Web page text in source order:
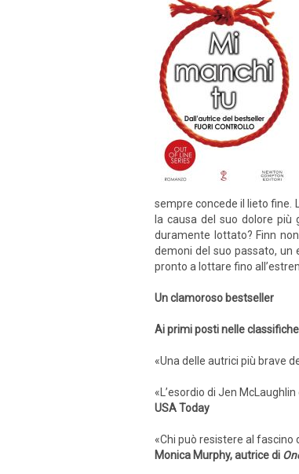
sempre concede il lieto fine.
la causa del suo dolore
duramente lottato? Finn
demoni del suo passato, un
pronto a lottare fino
Un clamoroso bestseller
Ai primi posti nelle
«Una delle autrici più brave
«L’esordio di Jen
USA Today
«Chi può resistere al fascino
Monica Murphy, autrice di